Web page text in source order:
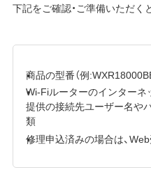
下記をご確認・ご準備いただく
商品の型番（例
Wi-Fiルーターのインターネ
提供の接続先ユーザー名や
類
修理申込済みの場合は、Web